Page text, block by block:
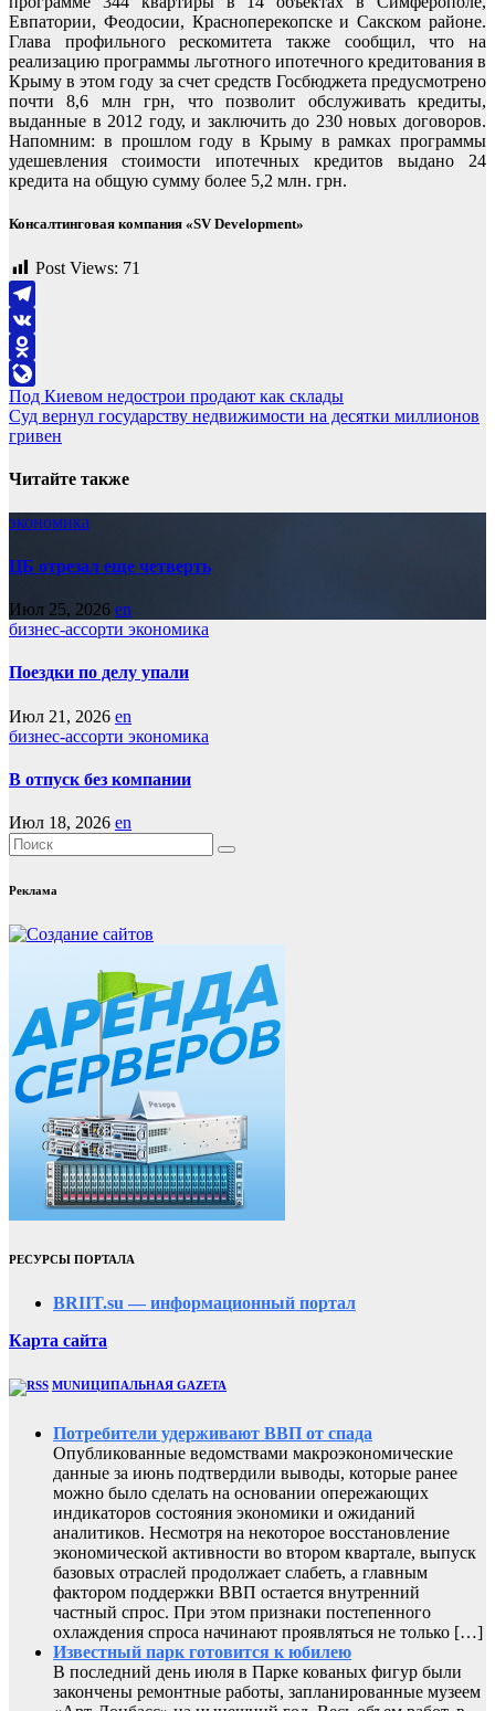
Евпатории, Феодосии, Красноперекопске и Сакском районе.
Глава профильного рескомитета также сообщил, что на
реализацию программы льготного ипотечного кредитования в
Крыму в этом году за счет средств Госбюджета предусмотрено
почти 8,6 млн грн, что позволит обслуживать кредиты,
выданные в 2012 году, и заключить до 230 новых договоров.
Напомним: в прошлом году в Крыму в рамках программы
удешевления стоимости ипотечных кредитов выдано 24
кредита на общую сумму более 5,2 млн. грн.
Консалтинговая компания «SV Development»
Post Views: 71
Telegram
VK
Odnoklassniki
LiveJournal
Навигация
по
Под Киевом недострои продают как склады
Суд вернул государству недвижимости на десятки миллионов
гривен
Читайте также
экономика
ЦБ отрезал еще четверть
Июл 25, 2026 en
бизнес-ассорти экономика
Поездки по делу упали
Июл 21, 2026 en
бизнес-ассорти экономика
В отпуск без компании
Июл 18, 2026 en
Реклама
РЕСУРСЫ ПОРТАЛА
BRIIT.su — информационный портал
Карта сайта
MUNИЦИПАЛЬНАЯ GAZЕТА
Потребители удерживают ВВП от спада
Опубликованные ведомствами макроэкономические
данные за июнь подтвердили выводы, которые ранее
можно было сделать на основании опережающих
индикаторов состояния экономики и ожиданий
аналитиков. Несмотря на некоторое восстановление
экономической активности во втором квартале, выпуск
базовых отраслей продолжает слабеть, а главным
фактором поддержки ВВП остается внутренний
частный спрос. При этом признаки постепенного
охлаждения спроса начинают проявляться не только […]
Известный парк готовится к юбилею
В последний день июля в Парке кованых фигур были
закончены ремонтные работы, запланированные музеем